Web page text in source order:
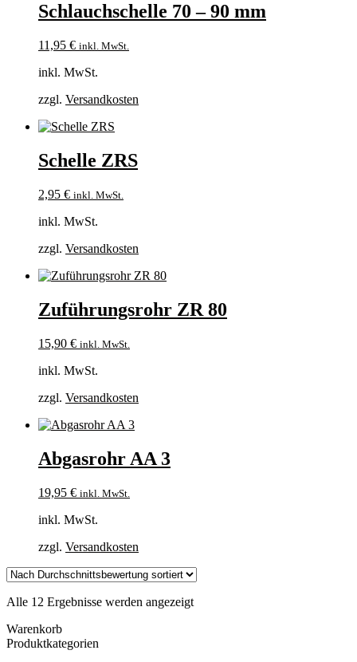
Schlauchschelle 70 – 90 mm
11,95 € inkl. MwSt.
inkl. MwSt.
zzgl. Versandkosten
Schelle ZRS
2,95 € inkl. MwSt.
inkl. MwSt.
zzgl. Versandkosten
Zuführungsrohr ZR 80
15,90 € inkl. MwSt.
inkl. MwSt.
zzgl. Versandkosten
Abgasrohr AA 3
19,95 € inkl. MwSt.
inkl. MwSt.
zzgl. Versandkosten
Alle 12 Ergebnisse werden angezeigtNach
Warenkorb
Produktkategorien